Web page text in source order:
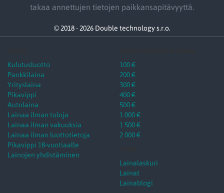
takaa annettujen tietojen paikkansapitävyyttä.
© 2018 - 2026 Double technology s.r.o.
Kulutusluotto
Pankkilaina
Yrityslaina
Pikavippi
Autolaina
Lainaa ilman tuloja
Lainaa ilman vakuuksia
Lainaa ilman luottotietoja
Pikavippi 18-vuotiaalle
Lainojen yhdistäminen
100 €
200 €
300 €
400 €
500 €
1 000 €
1 500 €
2 000 €
Lainalaskuri
Lainat
Lainablogi